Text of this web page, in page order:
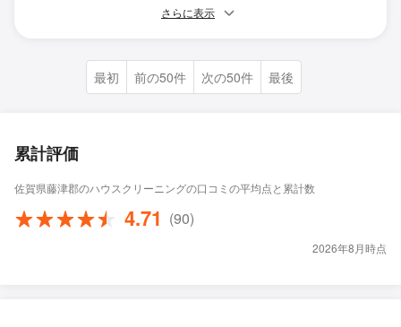
さらに表示
最初 前の50件 次の50件 最後
累計評価
佐賀県藤津郡のハウスクリーニングの口コミの平均点と累計数
4.71 (90)
2026年8月時点